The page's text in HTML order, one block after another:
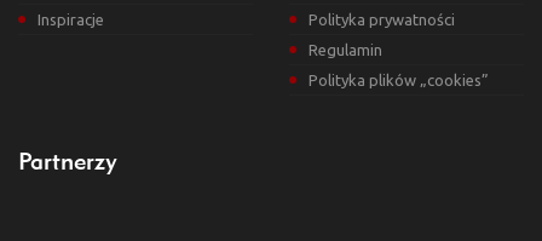
Inspiracje
Polityka prywatności
Regulamin
Polityka plików „cookies”
Partnerzy